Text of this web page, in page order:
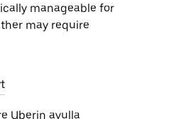
manageable for
may require
Uberin avulla